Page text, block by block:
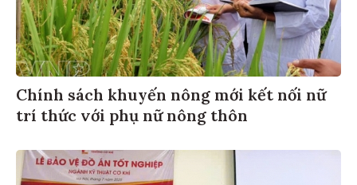
Chính sách khuyến nông mới kết nối nữ
trí thức với phụ nữ nông thôn